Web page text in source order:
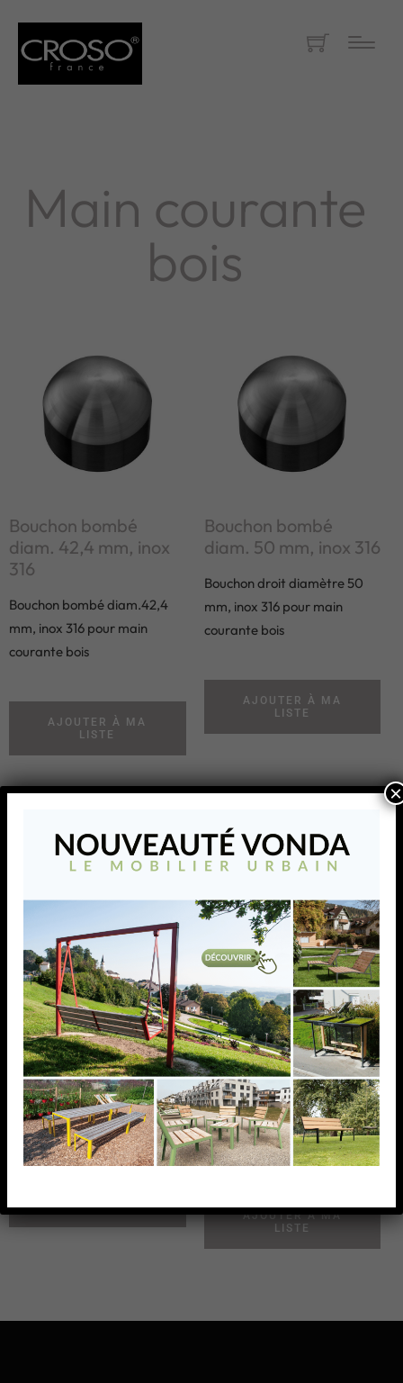
Main courante
bois
Bouchon bombé
diam. 42,4 mm, inox
316
Bouchon bombé diam.42,4
mm, inox 316 pour main
courante bois
AJOUTER À MA
LISTE
Bouchon bombé
diam. 50 mm, inox 316
Bouchon droit diamètre 50
mm, inox 316 pour main
courante bois
AJOUTER À MA
LISTE
Bouchon droit diam.
50 mm, inox 316
Bouchon droit diamètre 50
mm, inox 316 pour main
courante bois
LISTE
Bouchon droit
diam.42,4 mm, inox
316
Bouchon droit diam.42,4 mm,
inox 316 pour main courante
bois
AJOUTER À MA
LISTE
×